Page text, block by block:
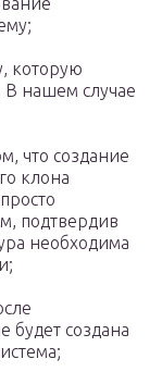
которую
В нашем случае
что создание
клона
подтвердив
необходима
будет создана